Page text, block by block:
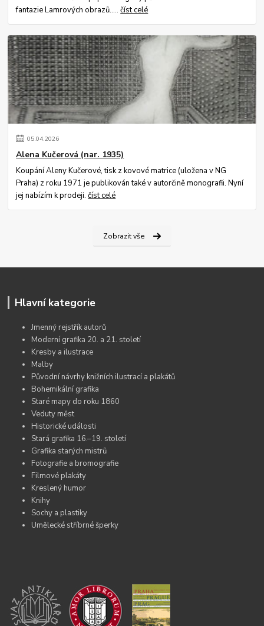
fantazie Lamrových obrazů.....číst celé
05.04.2026
Alena Kučerová (nar. 1935)
Koupání Aleny Kučerové, tisk z kovové matrice (uložena v NG
Praha) z roku 1971 je publikován také v autorčině monografii. Nyní
jej nabízím k prodeji.číst celé
Zobrazit vše
Hlavní kategorie
Jmenný rejstřík autorů
Moderní grafika 20. a 21. století
Kresby a ilustrace
Malby
Původní návrhy knižních ilustrací a plakátů
Bohemikální grafika
Staré mapy do roku 1860
Veduty měst
Historické události
Stará grafika 16.–19. století
Grafika starých mistrů
Fotografie a bromografie
Filmové plakáty
Kreslený humor
Knihy
Sochy a plastiky
Umělecké stříbrné šperky